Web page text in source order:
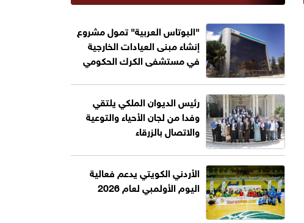
"البوتاس العربية" تمول مشروع
إنشاء مبنى العيادات الخارجية
في مستشفى الكرك الحكومي
رئيس الديوان الملكي يلتقي
وفدا من لجان الأحياء والتوعية
والاتصال بالزرقاء
الأردني الكويتي يدعم فعالية
اليوم الأولمبي لعام 2026